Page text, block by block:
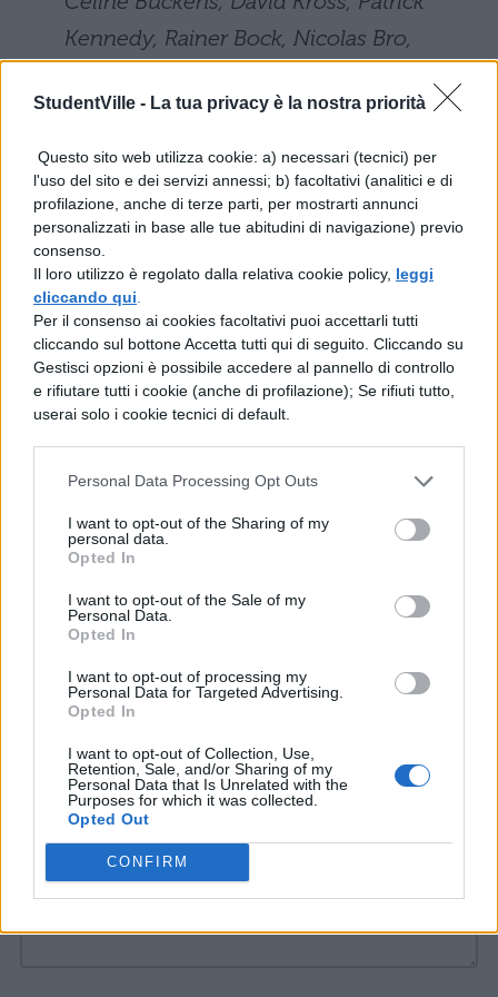
StudentVille - La tua privacy è la nostra priorità
Questo sito web utilizza cookie: a) necessari (tecnici) per
l'uso del sito e dei servizi annessi; b) facoltativi (analitici e di
profilazione, anche di terze parti, per mostrarti annunci
personalizzati in base alle tue abitudini di navigazione) previo
consenso.
Il loro utilizzo è regolato dalla relativa cookie policy, leggi
cliccando qui
Per il consenso ai cookies facoltativi puoi accettarli tutti
cliccando sul bottone Accetta tutti qui di seguito. Cliccando su
Gestisci opzioni è possibile accedere al pannello di controllo
e rifiutare tutti i cookie (anche di profilazione); Se rifiuti tutto,
userai solo i cookie tecnici di default.
Personal Data Processing Opt Outs
I want to opt-out of the Sharing of my
personal data.
Opted In
I want to opt-out of the Sale of my
Personal Data.
Opted In
I want to opt-out of processing my
Personal Data for Targeted Advertising.
Opted In
I want to opt-out of Collection, Use,
Retention, Sale, and/or Sharing of my
Personal Data that Is Unrelated with the
Purposes for which it was collected.
Opted Out
CONFIRM
Kennedy, Rainer Bock, Nicolas Bro,
Produttori: Amblin Entertainment, The
Kennedy/Marshall Company,
DreamWorks
Distributore: Walt Disney Company
Italia
Genere: Drammatico, Guerra, Avventura
Anno: 2011
Durata: 146 Min
COMMENTI